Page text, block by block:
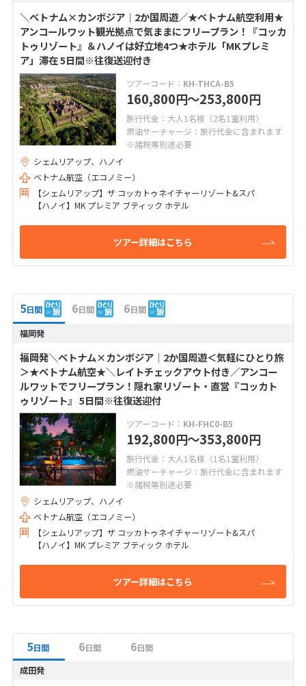
＼ベトナム×カンボジア│2か国周遊／★ベトナム航空利用★
アンコールワット観光拠点で気ままにフリープラン！『コッカ
トゥリゾート』＆ハノイは好立地4つ★ホテル「MKプレミ
ア」滞在 5日間※往復送迎付き
ツアーコード： KH-THCA-B5
160,800円〜253,800円
旅行代金：大人1名様（2名1室利用）
燃油サーチャージ：旅行代金に含まれます
※諸税等別途必要
シェムリアップ、ハノイ
ベトナム航空（エコノミー）
【シェムリアップ】ザ コッカトゥネイチャーリゾート&スパ
【ハノイ】MK プレミア ブティック ホテル
ツアー詳細はこちら
5日間 6日間 6日間
福岡発
福岡発＼ベトナム×カンボジア│2か国周遊＜気軽にひとり旅
＞★ベトナム航空★＼レイトチェックアウト付き／アンコー
ルワットでフリープラン！隠れ家リゾート・直営『コッカト
ゥリゾート』 5日間※往復送迎付
ツアーコード： KH-FHC0-B5
192,800円〜353,800円
旅行代金：大人1名様（1名1室利用）
燃油サーチャージ：旅行代金に含まれます
※諸税等別途必要
シェムリアップ、ハノイ
ベトナム航空（エコノミー）
【シェムリアップ】ザ コッカトゥネイチャーリゾート&スパ
【ハノイ】MK プレミア ブティック ホテル
ツアー詳細はこちら
5日間 6日間 6日間
成田発